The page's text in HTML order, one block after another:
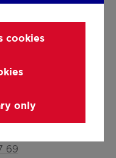
A
69
cookies
only